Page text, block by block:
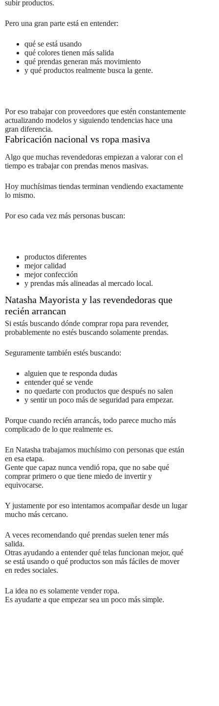
subir productos.
Pero una gran parte está en entender:
qué se está usando
qué colores tienen más salida
qué prendas generan más movimiento
y qué productos realmente busca la gente.
Por eso trabajar con proveedores que estén constantemente
actualizando modelos y siguiendo tendencias hace una
gran diferencia.
Fabricación nacional vs ropa masiva
Algo que muchas revendedoras empiezan a valorar con el
tiempo es trabajar con prendas menos masivas.
Hoy muchísimas tiendas terminan vendiendo exactamente
lo mismo.
Por eso cada vez más personas buscan:
productos diferentes
mejor calidad
mejor confección
y prendas más alineadas al mercado local.
Natasha Mayorista y las revendedoras que
recién arrancan
Si estás buscando dónde comprar ropa para revender,
probablemente no estés buscando solamente prendas.
Seguramente también estés buscando:
alguien que te responda dudas
entender qué se vende
no quedarte con productos que después no salen
y sentir un poco más de seguridad para empezar.
Porque cuando recién arrancás, todo parece mucho más
complicado de lo que realmente es.
En Natasha trabajamos muchísimo con personas que están
en esa etapa.
Gente que capaz nunca vendió ropa, que no sabe qué
comprar primero o que tiene miedo de invertir y
equivocarse.
Y justamente por eso intentamos acompañar desde un lugar
mucho más cercano.
A veces recomendando qué prendas suelen tener más
salida.
Otras ayudando a entender qué telas funcionan mejor, qué
se está usando o qué productos son más fáciles de mover
en redes sociales.
La idea no es solamente vender ropa.
Es ayudarte a que empezar sea un poco más simple.